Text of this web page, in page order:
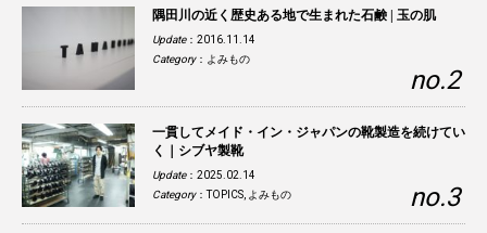
隅田川の近く歴史ある地で生まれた石鹸 | 玉の肌
Update：2016.11.14
Category： よみもの
一貫してメイド・イン・ジャパンの靴製造を続けてい
く｜シブヤ製靴
Update：2025.02.14
Category：TOPICS よみもの